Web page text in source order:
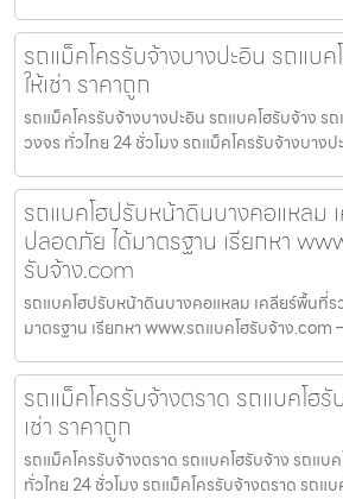
รถแม็คโครรับจ้างบางปะอิน รถแบค
ให้เช่า ราคาถูก
รถแม็คโครรับจ้างบางปะอิน รถแบคโฮรับจ้าง รถ
วงจร ทั่วไทย 24 ชั่วโมง รถแม็คโครรับจ้างบาง
รถแบคโฮปรับหน้าดินบางคอแหลม
ปลอดภัย ได้มาตรฐาน เรียกหา
รับจ้าง.com
รถแบคโฮปรับหน้าดินบางคอแหลม เคลียร์พื้นที่ร
มาตรฐาน เรียกหา www.รถแบคโฮรับจ้าง.com
รถแม็คโครรับจ้างตราด รถแบคโฮรั
เช่า ราคาถูก
รถแม็คโครรับจ้างตราด รถแบคโฮรับจ้าง รถแบค
ทั่วไทย 24 ชั่วโมง รถแม็คโครรับจ้างตราด รถแบ